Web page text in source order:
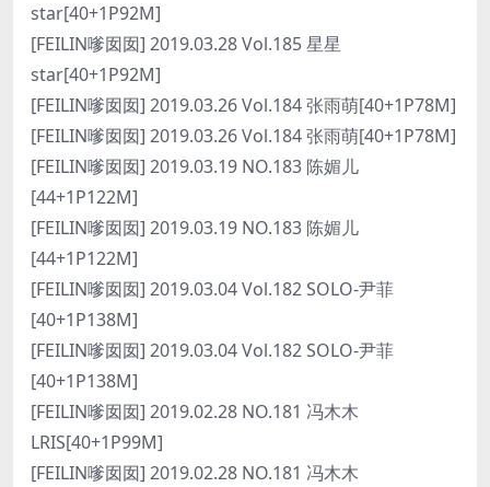
star[40+1P92M]
[FEILIN嗲囡囡] 2019.03.28 Vol.185 星星
star[40+1P92M]
[FEILIN嗲囡囡] 2019.03.26 Vol.184 张雨萌[40+1P78M]
[FEILIN嗲囡囡] 2019.03.26 Vol.184 张雨萌[40+1P78M]
[FEILIN嗲囡囡] 2019.03.19 NO.183 陈媚儿
[44+1P122M]
[FEILIN嗲囡囡] 2019.03.19 NO.183 陈媚儿
[44+1P122M]
[FEILIN嗲囡囡] 2019.03.04 Vol.182 SOLO-尹菲
[40+1P138M]
[FEILIN嗲囡囡] 2019.03.04 Vol.182 SOLO-尹菲
[40+1P138M]
[FEILIN嗲囡囡] 2019.02.28 NO.181 冯木木
LRIS[40+1P99M]
[FEILIN嗲囡囡] 2019.02.28 NO.181 冯木木